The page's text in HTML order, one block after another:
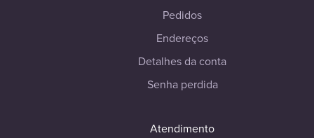
Pedidos
Endereços
Detalhes da conta
Senha perdida
Atendimento